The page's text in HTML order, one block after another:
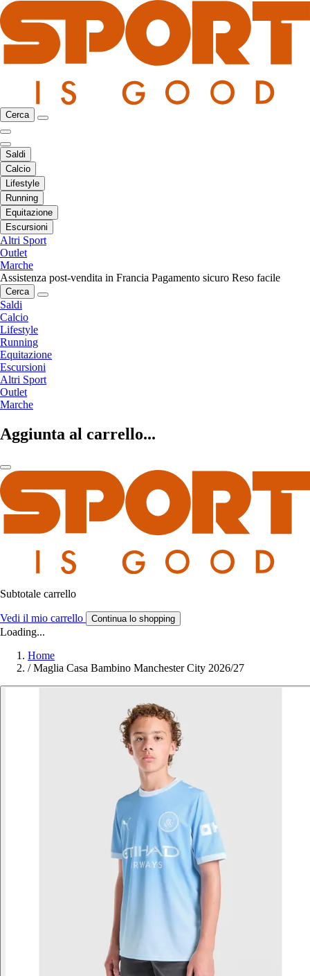
Cerca
Saldi
Calcio
Lifestyle
Running
Equitazione
Escursioni
Altri Sport
Outlet
Marche
Assistenza post-vendita in Francia Pagamento sicuro Reso facile
Cerca
Saldi
Calcio
Lifestyle
Running
Equitazione
Escursioni
Altri Sport
Outlet
Marche
Aggiunta al carrello...
Subtotale carrello
Vedi il mio carrello Continua lo shopping
Loading...
Home
/ Maglia Casa Bambino Manchester City 2026/27